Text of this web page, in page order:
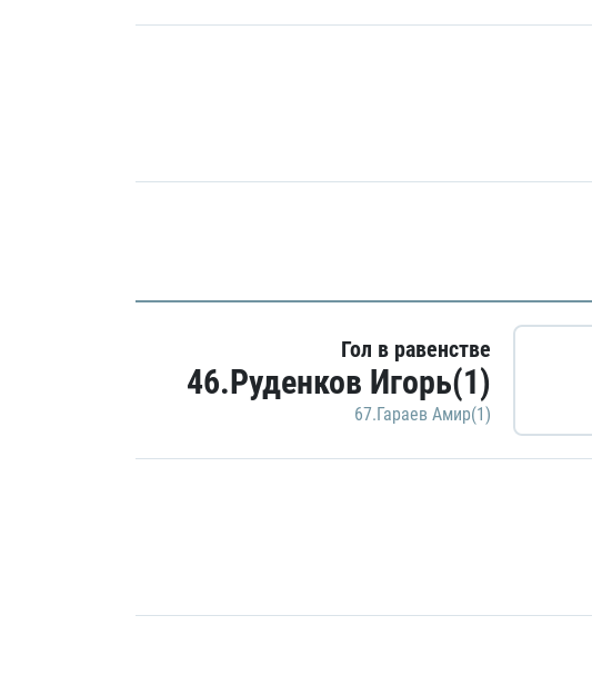
Гол в равенстве
46.Руденков Игорь(1)
67.Гараев Амир(1)